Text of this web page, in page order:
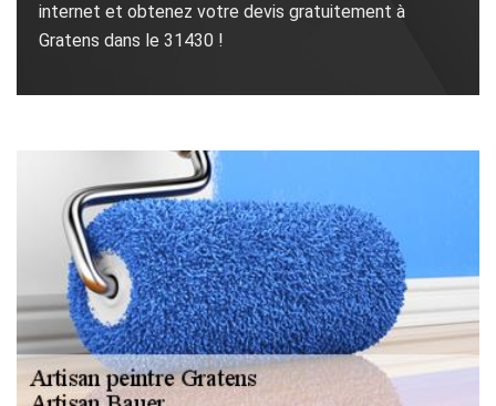
internet et obtenez votre devis gratuitement à
Gratens dans le 31430 !